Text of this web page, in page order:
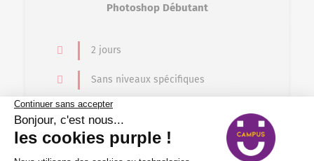
Photoshop Débutant
2 jours
Sans niveaux spécifiques
En centre , formation courte
Salariés, Demandeurs d'emploi